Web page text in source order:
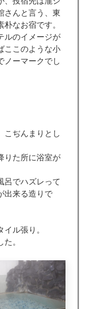
さんと言う、東
なお宿です。
ルのイメージが
ここのような小
ノーマークでし
こぢんまりとし
りた所に浴室が
呂でハズレって
出来る造りで
ル張り。
。